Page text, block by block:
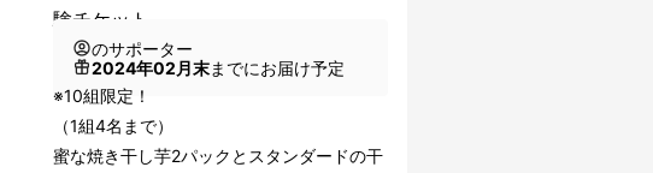
験チケット
のサポーター
2024年02月末までにお届け予定
※10組限定！
（1組4名まで）
蜜な焼き干し芋2パックとスタンダードの干